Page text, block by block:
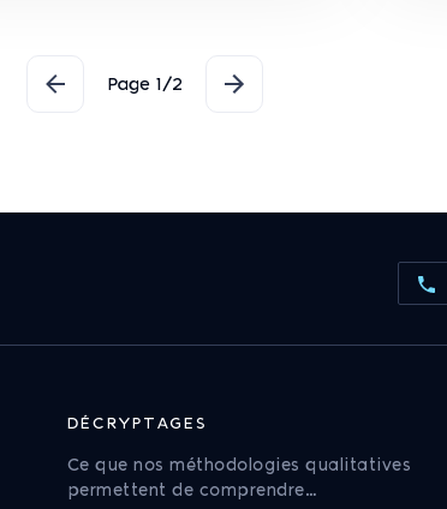
Page 1/2
DÉCRYPTAGES
Ce que nos méthodologies qualitatives
permettent de comprendre…